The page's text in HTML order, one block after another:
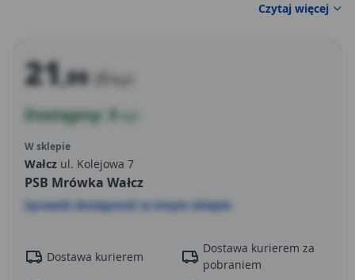
Czytaj więcej
21,99 zł /kpl
Dostępny: 5 kpl
W sklepie
Wałcz ul. Kolejowa 7
PSB Mrówka Wałcz
Sprawdź dostępność w innym sklepie
Dostawa kurierem
Dostawa kurierem za
pobraniem